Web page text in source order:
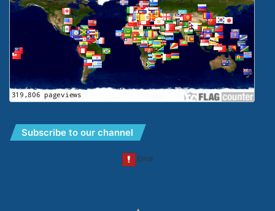
Subscribe to our channel